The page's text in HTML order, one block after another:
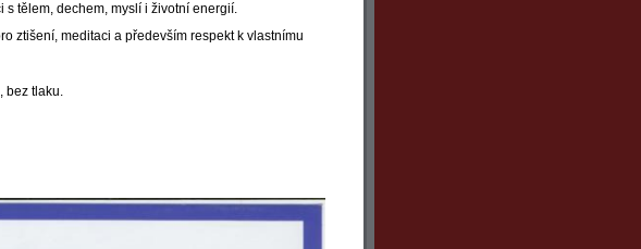
tělem, dechem, myslí i životní energií.
ztišení, meditaci a především respekt k vlastnímu
bez tlaku.